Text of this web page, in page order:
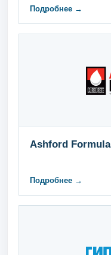
Подробнее →
Ashford Formula
Подробнее →